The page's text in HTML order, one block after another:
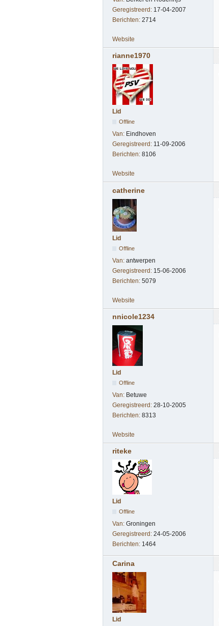
Geregistreerd: 17-04-2007
Berichten: 2714
Website
rianne1970
Lid
Offline
Van: Eindhoven
Geregistreerd: 11-09-2006
Berichten: 8106
Website
catherine
Lid
Offline
Van: antwerpen
Geregistreerd: 15-06-2006
Berichten: 5079
Website
nnicole1234
Lid
Offline
Van: Betuwe
Geregistreerd: 28-10-2005
Berichten: 8313
Website
riteke
Lid
Offline
Van: Groningen
Geregistreerd: 24-05-2006
Berichten: 1464
Carina
Lid